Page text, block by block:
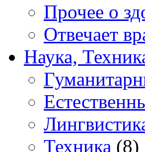
Прочее о
Отвечает
Наука,
Техника (8)